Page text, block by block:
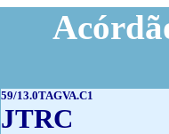
59/13.0TAGVA.C1
JTRC